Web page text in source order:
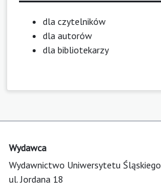
dla czytelników
dla autorów
dla bibliotekarzy
Wydawca
Wydawnictwo Uniwersytetu Śląskiego
ul. Jordana 18